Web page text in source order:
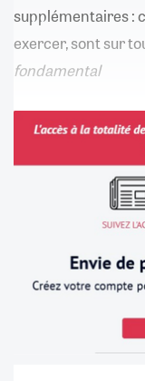
supplémentaires :
exercer, sont sur
fondamental